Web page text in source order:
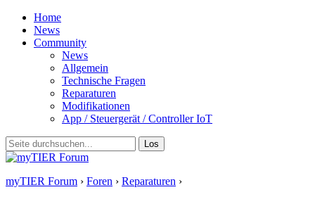
Home
News
Community
News
Allgemein
Technische Fragen
Reparaturen
Modifikationen
App / Steuergerät / Controller IoT
myTIER Forum › Foren › Reparaturen ›